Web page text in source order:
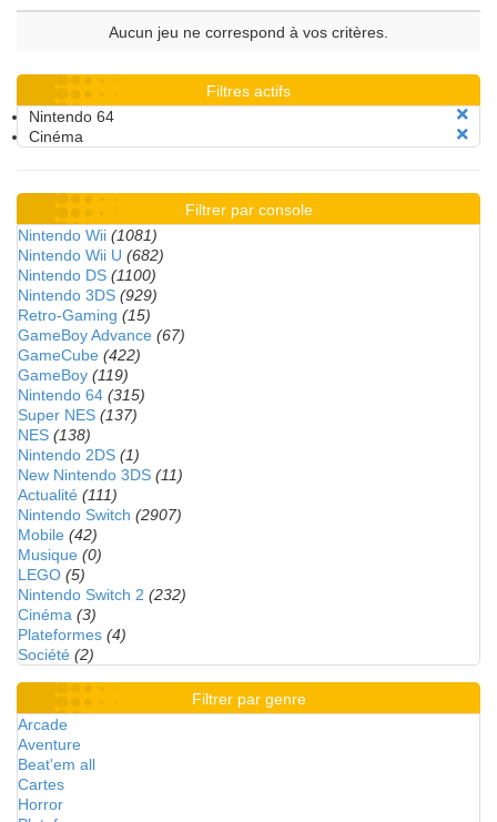
Aucun jeu ne correspond à vos critères.
Filtres actifs
Nintendo 64
Cinéma
Filtrer par console
Nintendo Wii (1081)
Nintendo Wii U (682)
Nintendo DS (1100)
Nintendo 3DS (929)
Retro-Gaming (15)
GameBoy Advance (67)
GameCube (422)
GameBoy (119)
Nintendo 64 (315)
Super NES (137)
NES (138)
Nintendo 2DS (1)
New Nintendo 3DS (11)
Actualité (111)
Nintendo Switch (2907)
Mobile (42)
Musique (0)
LEGO (5)
Nintendo Switch 2 (232)
Cinéma (3)
Plateformes (4)
Société (2)
Filtrer par genre
Arcade
Aventure
Beat'em all
Cartes
Horror